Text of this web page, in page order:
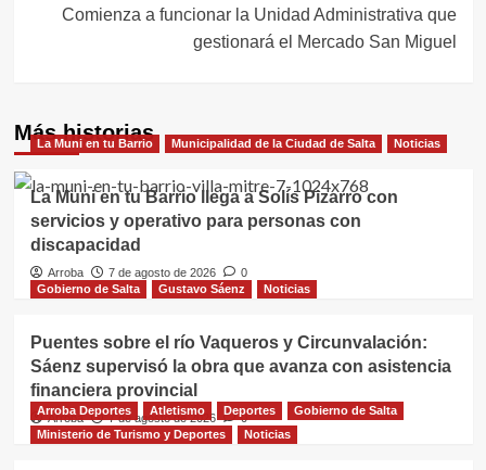
Comienza a funcionar la Unidad Administrativa que
gestionará el Mercado San Miguel
Más historias
La Muni en tu Barrio Municipalidad de la Ciudad de Salta Noticias
La Muni en tu Barrio llega a Solís Pizarro con
servicios y operativo para personas con
discapacidad
Arroba 7 de agosto de 2026
0
Gobierno de Salta
Gustavo Sáenz Noticias
Puentes sobre el río Vaqueros y Circunvalación:
Sáenz supervisó la obra que avanza con asistencia
financiera provincial
Arroba 7 de agosto de 2026 0
Arroba Deportes Atletismo Deportes
Gobierno de Salta
Ministerio de Turismo y Deportes
Noticias